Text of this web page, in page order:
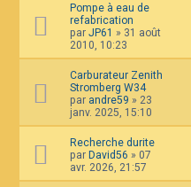
Pompe à eau de
refabrication
par JP61 » 31 août
2010, 10:23
Carburateur Zenith
Stromberg W34
par andre59 » 23
janv. 2025, 15:10
Recherche durite
par David56 » 07
avr. 2026, 21:57